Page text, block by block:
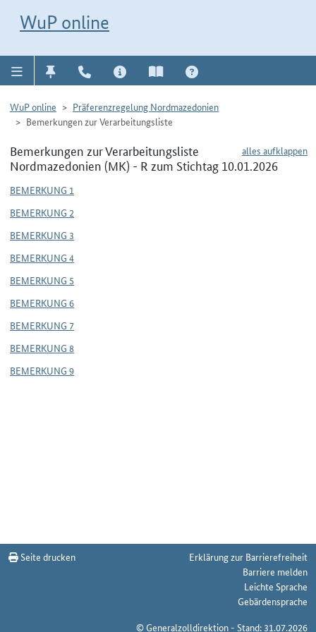
WuP online
WuP online
Präferenzregelung Nordmazedonien
Bemerkungen zur Verarbeitungsliste
alles aufklappen
Bemerkungen zur Verarbeitungsliste
Nordmazedonien (MK) - R zum Stichtag 10.01.2026
BEMERKUNG 1
BEMERKUNG 2
BEMERKUNG 3
BEMERKUNG 4
BEMERKUNG 5
BEMERKUNG 6
BEMERKUNG 7
BEMERKUNG 8
BEMERKUNG 9
Seite drucken
Erklärung zur Barrierefreiheit
Barriere melden
Leichte Sprache
Gebärdensprache
© Generalzolldirektion - Stand: 31.07.2026